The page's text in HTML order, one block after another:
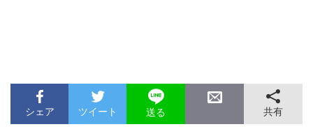
シェア ツイート 送る 共有